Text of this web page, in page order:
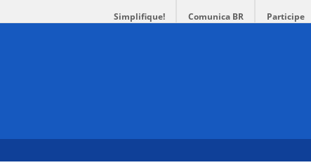
Simplifique! Comunica BR Participe